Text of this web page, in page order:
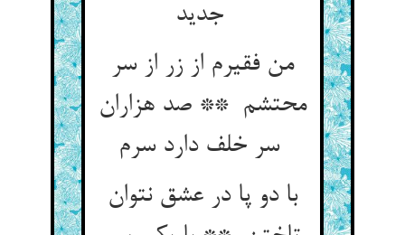
جدید
من فقیرم از زر از سر
محتشم ** صد هزاران
سر خلف دارد سرم
با دو پا در عشق نتوان